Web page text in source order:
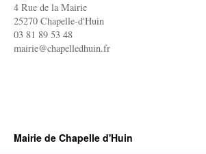
4 Rue de la Mairie
25270 Chapelle-d'Huin
03 81 89 53 48
mairie@chapelledhuin.fr
Mairie de Chapelle d'Huin